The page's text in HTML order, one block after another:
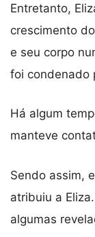
Entretanto,
crescimento
e seu corpo
foi condenado
Há algum
manteve
Sendo assim,
atribuiu a
algumas